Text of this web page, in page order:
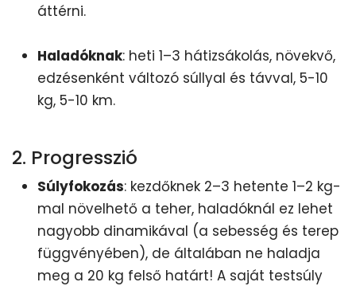
áttérni.
Haladóknak: heti 1–3 hátizsákolás, növekvő,
edzésenként változó súllyal és távval, 5-10
kg, 5-10 km.
2. Progresszió
Súlyfokozás: kezdőknek 2–3 hetente 1–2 kg-
mal növelhető a teher, haladóknál ez lehet
nagyobb dinamikával (a sebesség és terep
függvényében), de általában ne haladja
meg a 20 kg felső határt! A saját testsúly